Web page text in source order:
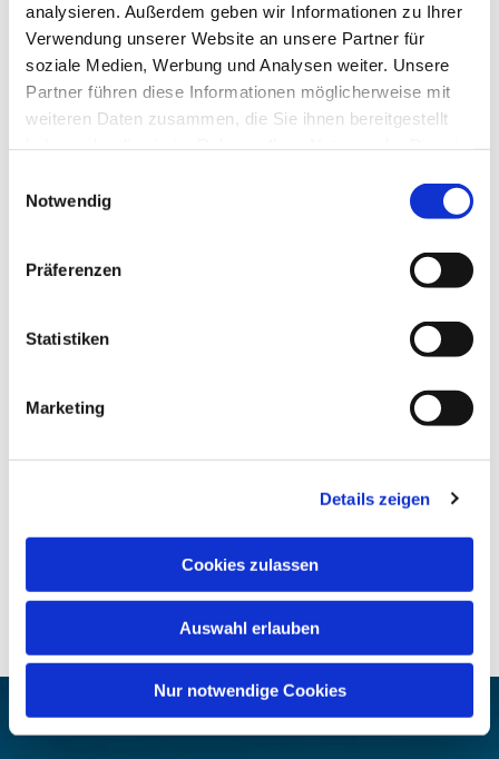
analysieren. Außerdem geben wir Informationen zu Ihrer
Verwendung unserer Website an unsere Partner für
soziale Medien, Werbung und Analysen weiter. Unsere
Partner führen diese Informationen möglicherweise mit
weiteren Daten zusammen, die Sie ihnen bereitgestellt
Notwendig
Präferenzen
Statistiken
Marketing
Details zeigen
Cookies zulassen
Auswahl erlauben
Nur notwendige Cookies
Dies könnte Sie auch
interessieren